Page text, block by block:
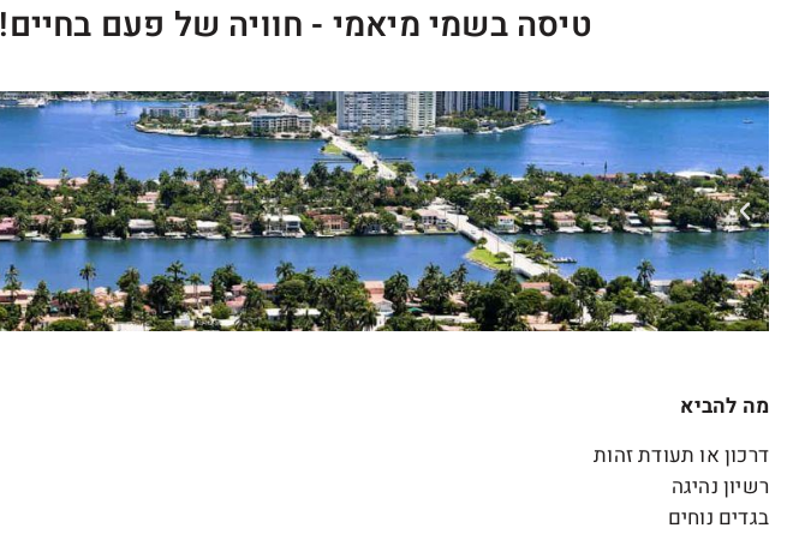
טיסה בשמי מיאמי - חוויה של פעם בחיים!
מה להביא
דרכון או תעודת זהות
רשיון נהיגה
בגדים נוחים